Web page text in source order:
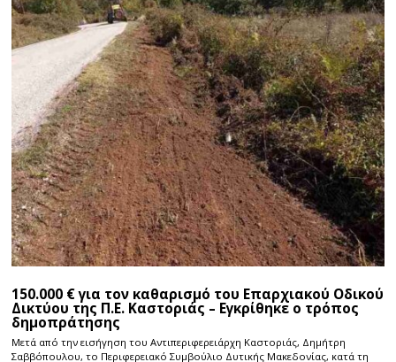
150.000 € για τον καθαρισμό του Επαρχιακού Οδικού
Δικτύου της Π.Ε. Καστοριάς – Εγκρίθηκε ο τρόπος
δημοπράτησης
Μετά από την εισήγηση του Αντιπεριφερειάρχη Καστοριάς, Δημήτρη
Σαββόπουλου, το Περιφερειακό Συμβούλιο Δυτικής Μακεδονίας, κατά τη